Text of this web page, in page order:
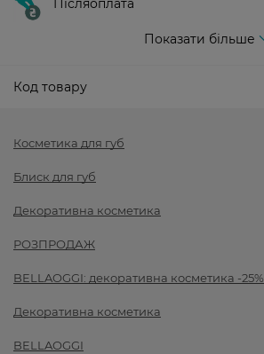
Післяоплата
Показати більше
Код товару
Косметика для губ
Блиск для губ
Декоративна косметика
РОЗПРОДАЖ
BELLAOGGI: декоративна косметика -25%
Декоративна косметика
BELLAOGGI